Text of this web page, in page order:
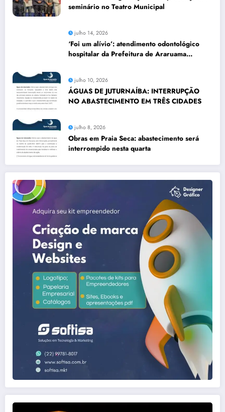
seminário no Teatro Municipal
julho 14, 2026
‘Foi um alívio’: atendimento odontológico
hospitalar da Prefeitura de Araruama
julho 10, 2026
ÁGUAS DE JUTURNAÍBA: INTERRUPÇÃO
NO ABASTECIMENTO EM TRÊS CIDADES
julho 8, 2026
Obras em Praia Seca: abastecimento será
interrompido nesta quarta